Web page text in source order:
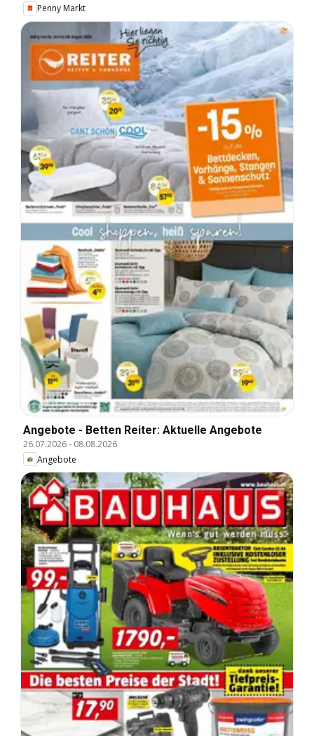
Penny Markt
Angebote - Betten Reiter: Aktuelle Angebote
26.07.2026- 08.08.2026
Angebote